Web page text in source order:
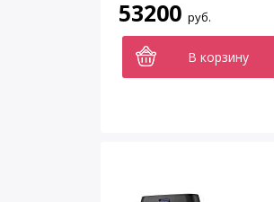
53200 руб.
В корзину